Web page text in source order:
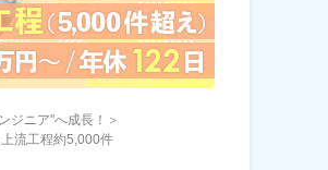
ジニア"へ成長！＞
流工程約5,000件